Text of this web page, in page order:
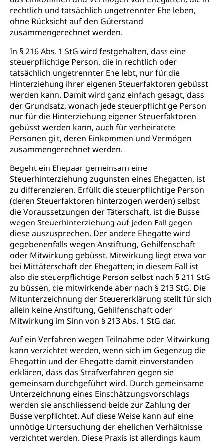
rechtlich und tatsächlich ungetrennter Ehe leben,
ohne Rücksicht auf den Güterstand
zusammengerechnet werden.
In § 216 Abs. 1 StG wird festgehalten, dass eine
steuerpflichtige Person, die in rechtlich oder
tatsächlich ungetrennter Ehe lebt, nur für die
Hinterziehung ihrer eigenen Steuerfaktoren gebüsst
werden kann. Damit wird ganz einfach gesagt, dass
der Grundsatz, wonach jede steuerpflichtige Person
nur für die Hinterziehung eigener Steuerfaktoren
gebüsst werden kann, auch für verheiratete
Personen gilt, deren Einkommen und Vermögen
zusammengerechnet werden.
Begeht ein Ehepaar gemeinsam eine
Steuerhinterziehung zugunsten eines Ehegatten, ist
zu differenzieren. Erfüllt die steuerpflichtige Person
(deren Steuerfaktoren hinterzogen werden) selbst
die Voraussetzungen der Täterschaft, ist die Busse
wegen Steuerhinterziehung auf jeden Fall gegen
diese auszusprechen. Der andere Ehegatte wird
gegebenenfalls wegen Anstiftung, Gehilfenschaft
oder Mitwirkung gebüsst. Mitwirkung liegt etwa vor
bei Mittäterschaft der Ehegatten; in diesem Fall ist
also die steuerpflichtige Person selbst nach § 211 StG
zu büssen, die mitwirkende aber nach § 213 StG. Die
Mitunterzeichnung der Steuererklärung stellt für sich
allein keine Anstiftung, Gehilfenschaft oder
Mitwirkung im Sinn von § 213 Abs. 1 StG dar.
Auf ein Verfahren wegen Teilnahme oder Mitwirkung
kann verzichtet werden, wenn sich im Gegenzug die
Ehegattin und der Ehegatte damit einverstanden
erklären, dass das Strafverfahren gegen sie
gemeinsam durchgeführt wird. Durch gemeinsame
Unterzeichnung eines Einschätzungsvorschlags
werden sie anschliessend beide zur Zahlung der
Busse verpflichtet. Auf diese Weise kann auf eine
unnötige Untersuchung der ehelichen Verhältnisse
verzichtet werden. Diese Praxis ist allerdings kaum
Berufsmaturität
Zentrum für Brückenangebote
Gymnasien & Fachmittelschulen (beruf.lu.ch)
Studienwahl- und Studienbearatung
Fachklasse Grafik
Gesundheitsmittelschule
Informatikmittelschule
Wirtschaftsmittelschule
FMS und Vollzeitschulen mit BM
Heilpädagogik und Sonderschulen
Kantonale Sportcamps
Sekundarschule
Schulpflicht
Kindergarten & Basisstufe
Förderangebote
Sonderschulung
Musikschulen
Früherziehung
Schuldienste
Betreuungsangebote
Schulliste
Heilpädagogische Schulen
Freiwilliger Schulsport
Stipendien und Darlehen
Stipendien Universität Luzern unilu
Finanzielle Unterstützung für Ausbildung
Pflege HF oder Studium Pflege FH
Fachstelle Stipendien (beruf.lu.ch)
Studienbeiträge Höhere Berufsbildung
Finanzielle Unterstützung Pädagogische
Hochschule PHLU
Stipendien Hochschule Luzern hslu
Universität
Technische Hochschule, Studium,
Hochschulstudium, Universitätsstudium,
universitäre Ausbildung, akademische Ausbildung,
Hochschulbildung, Hochschule, universitäre
Hochschule, Bachelor, Master, Doktorat,
Weiterbildung, Forschung, Entwicklung,
Dienstleistungen, Hochschule Luzern,
Fachhochschule Zentralschweiz, HSLU,
Pädagogische Hochschule Luzern, PH Luzern, UniLU,
swissuniversities (Dachorganisation der Schweizer
Hochschulen)
swissuniversities
Universität Luzern
Fachstelle Hochschulbildung
Vorschule
Kindergarten, Kinderkrippe, Krippe, Kinderhort,
Kindertagesstätte, Spielgruppe, Tagesmutter,
Freiwilliges Kindergarten Jahr
Kinderbetreuung
Freiwilliges Kindergarten Jahr
Frühe Sprachförderung
Kindergarten & Basisstufe
Frühe Förderung
Gesundheit und Soziales
Konsumentenschutz
Konsumentenrechte, Produktsicherheit,
Preisüberwachung, Preisüberwacher,
regionale Erschöpfung, nationale Erschöpfung,
internationale Erschöpfung, Preisabsprache, Kartell,
Cassis-deDijon-Prinzip
Lebensmittelkontrolle und
Verbraucherschutz
Krankenversicherung
Unfallversicherung, Berufsunfallversicherung,
Krankheit, Unfall, Prämienverbilligung,
Krankenkasse
Krankenversicherung (WAS Luzern)
Lebensmittelsicherheit